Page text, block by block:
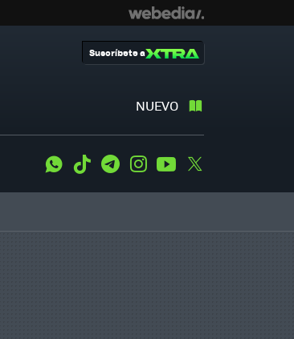
NUEVO
Suscríbete a
WhatsApp
Tiktok TelegramInstagramYoutube